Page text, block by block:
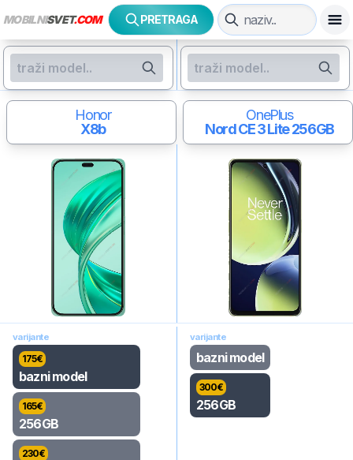
MOBILNISVET.COM PRETRAGA
Honor
X8b
OnePlus
Nord CE 3 Lite256GB
varijante
175€
bazni model
165€
256GB
230€
varijante
bazni model
300€
256GB